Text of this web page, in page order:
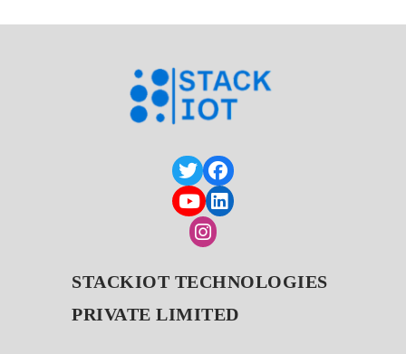
STACKIOT TECHNOLOGIES
PRIVATE LIMITED